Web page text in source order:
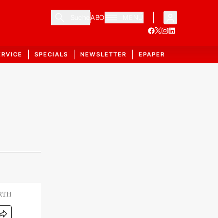
ABO
SPECIALS NEWSLETTER EPAPER